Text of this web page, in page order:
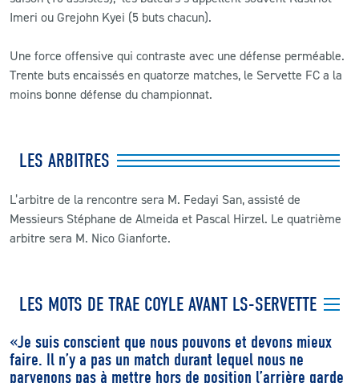
Imeri ou Grejohn Kyei (5 buts chacun).
Une force offensive qui contraste avec une défense perméable.
Trente buts encaissés en quatorze matches, le Servette FC a la
moins bonne défense du championnat.
LES ARBITRES
L’arbitre de la rencontre sera M. Fedayi San, assisté de
Messieurs Stéphane de Almeida et Pascal Hirzel. Le quatrième
arbitre sera M. Nico Gianforte.
LES MOTS DE TRAE COYLE AVANT LS-SERVETTE
«Je suis conscient que nous pouvons et devons mieux
faire. Il n’y a pas un match durant lequel nous ne
parvenons pas à mettre hors de position l’arrière garde